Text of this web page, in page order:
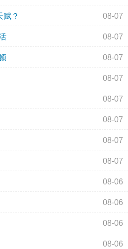
赋？ 08-07
08-07
08-07
08-07
08-07
08-07
08-07
08-07
08-06
08-06
08-06
08-06